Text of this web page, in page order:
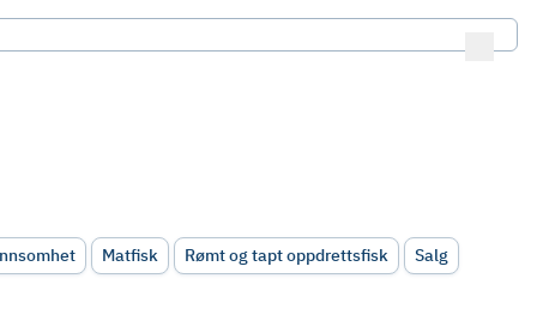
Matfisk Rømt og tapt oppdrettsfisk Salg